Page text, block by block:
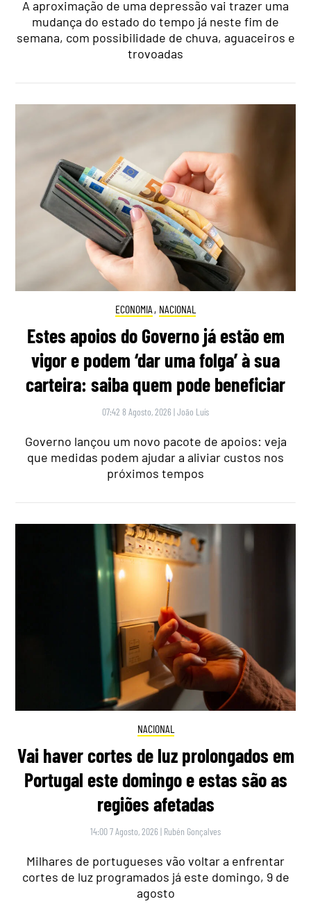
A aproximação de uma depressão vai trazer uma
mudança do estado do tempo já neste fim de
semana, com possibilidade de chuva, aguaceiros e
trovoadas
ECONOMIA , NACIONAL
Estes apoios do Governo já estão em
vigor e podem ‘dar uma folga’ à sua
carteira: saiba quem pode beneficiar
07:42 8 Agosto, 2026 |João Luís
Governo lançou um novo pacote de apoios: veja
que medidas podem ajudar a aliviar custos nos
próximos tempos
NACIONAL
Vai haver cortes de luz prolongados em
Portugal este domingo e estas são as
regiões afetadas
14:00 7 Agosto, 2026 | Rubén Gonçalves
Milhares de portugueses vão voltar a enfrentar
cortes de luz programados já este domingo, 9 de
agosto